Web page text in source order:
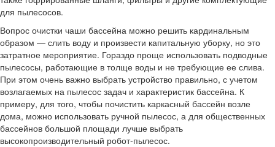
для пылесосов.
Вопрос очистки чаши бассейна можно решить кардинальным
образом — слить воду и произвести капитальную уборку, но это
затратное мероприятие. Гораздо проще использовать подводные
пылесосы, работающие в толще воды и не требующие ее слива.
При этом очень важно выбрать устройство правильно, с учетом
возлагаемых на пылесос задач и характеристик бассейна. К
примеру, для того, чтобы почистить каркасный бассейн возле
дома, можно использовать ручной пылесос, а для общественных
бассейнов большой площади лучше выбрать
высокопроизводительный робот-пылесос.